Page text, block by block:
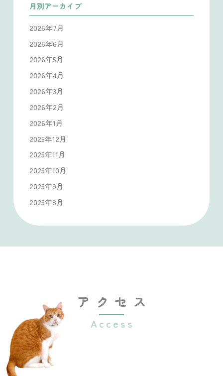
月別アーカイブ
2026年7月
2026年6月
2026年5月
2026年4月
2026年3月
2026年2月
2026年1月
2025年12月
2025年11月
2025年10月
2025年9月
2025年8月
アクセス